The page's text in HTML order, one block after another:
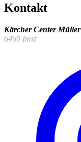
Kontakt
Kärcher Center Müller
6460 Imst